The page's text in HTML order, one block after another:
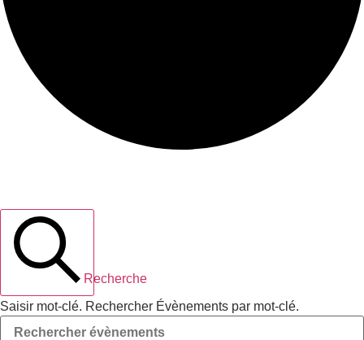
Recherche
Saisir mot-clé. Rechercher Évènements par mot-clé.